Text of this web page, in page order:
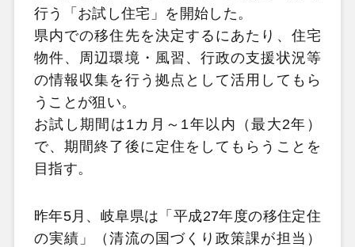
行う「お試し住宅」を開始した。
県内での移住先を決定するにあたり、住宅
物件、周辺環境・風習、行政の支援状況等
の情報収集を行う拠点として活用してもら
うことが狙い。
お試し期間は1カ月～1年以内（最大2年）
で、期間終了後に定住をしてもらうことを
目指す。
昨年5月、岐阜県は「平成27年度の移住定住
の実績」（清流の国づくり政策課が担当）